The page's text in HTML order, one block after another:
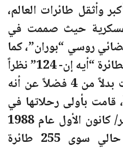
وأثقل طائرات العالم،
حيث صممت في
روسي “بوران”، كما
تعتبر نموذجا متطورا لطائرة “أيه إن- 124” نظراً
لاستخدامها 6 محركات بدلاً من 4 فضلاً عن أنه
حمل 640 طناً، قامت بأولى رحلاتها في
حادي عشر من ديسمبر/ كانون الأول عام 1988
ولا يوجد في وقت حالي سوى 255 طائرة